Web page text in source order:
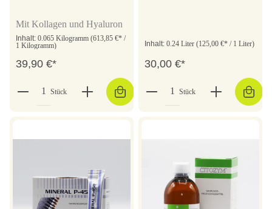
Mit Kollagen und Hyaluron
Inhalt: 0.065 Kilogramm (613,85 €* /
1 Kilogramm)
39,90 €*
Stück
Inhalt: 0.24 Liter (125,00 €* / 1 Liter)
30,00 €*
Stück